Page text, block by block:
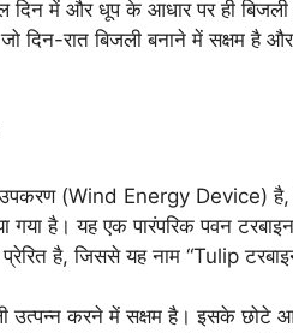
दिन में और धूप के आधार पर ही
दिन-रात बिजली बनाने में सक्षम है
(Wind Energy Device) है,
गया है। यह एक पारंपरिक पवन
है, जिससे यह नाम “Tulip
उत्पन्न करने में सक्षम है। इसके